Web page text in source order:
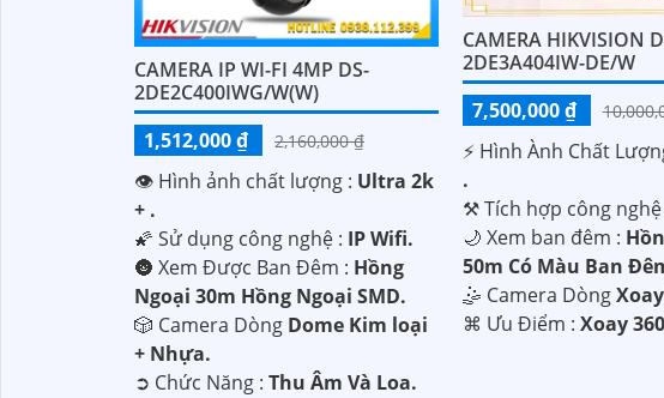
CAMERA IP WI-FI 4MP DS-
2DE2C400IWG/W(W)
1,512,000 ₫
2,160,000 ₫
👁 Hình ảnh chất lượng : Ultra 2k
+ .
🌠 Sử dụng công nghệ : IP Wifi.
🌚 Xem Được Ban Đêm : Hồng
Ngoại 30m Hồng Ngoại SMD.
🎲 Camera Dòng Dome Kim loại
+ Nhựa.
️➲ Chức Năng : Thu Âm Và Loa.
CAMERA HIKVISION
2DE3A404IW-DE/W
7,500,000 ₫
️⚡ Hình Ành Chất
.
⚒ Tích hợp công nghệ
🌙 Xem ban đêm :
50m Có Màu Ban
🤹 Camera Dòng
️⌘ Ưu Điểm : Xoay